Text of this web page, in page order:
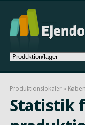
Produktionslokaler»
Statistik